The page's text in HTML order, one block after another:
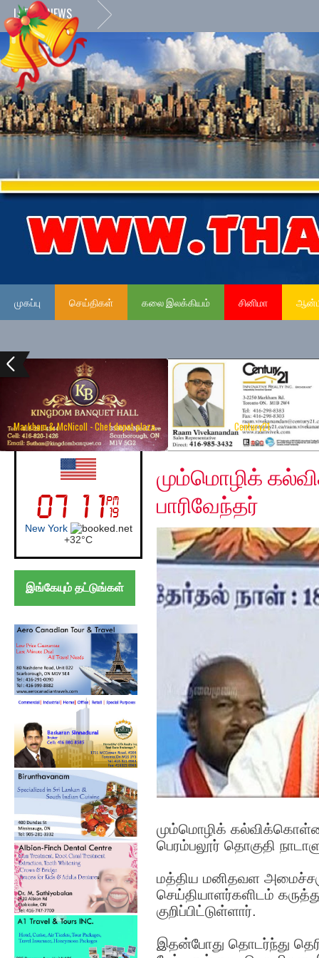
LATEST NEWS
முகப்பு செய்திகள் கலை இலக்கியம் சினிமா
Markham & McNicoll - Chef depot plaza Century21
UK (London)
London
+21°C
இங்கேயும் தட்டுங்கள்
Thursday, August 1,
மும்மொழிக்
பாரிவேந்தர்
மும்மொழிக்
பெரம்பலூர் தொகுதி
மத்திய மனிதவள
செய்தியாளர்களிடம்
குறிப்பிட்டுள்ளார்.
இதன்போது தொடர்ந்து